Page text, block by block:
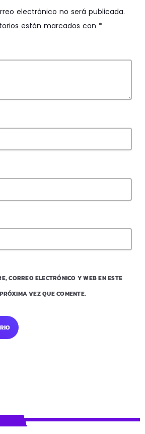
electrónico no será publicada.
están marcados con *
CORREO ELECTRÓNICO Y WEB EN ESTE
VEZ QUE COMENTE.